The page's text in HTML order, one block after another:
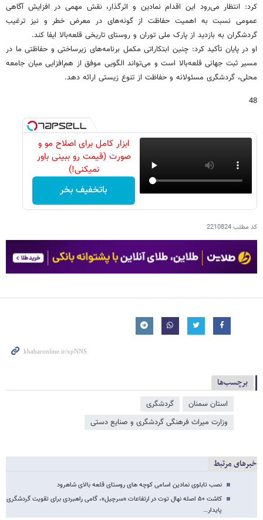
کرد: انتظار می‌رود این اقدام نمادین و اثرگذار، نقش مهمی در افزایش آگاهی
عمومی نسبت به اهمیت حفاظت از گونه‌های در معرض خطر و نیز ترغیب
گردشگران به بازدید از پارک ملی توران و روستای تاریخی قلعه‌بالا ایفا کند.
او در پایان تأکید کرد: چنین ابتکاراتی مکمل برنامه‌های زیرساختی و حفاظتی ما در
مسیر ثبت جهانی قلعه‌بالا است و می‌تواند الگویی موفق از هم‌افزایی میان جامعه
محلی، گردشگری مسئولانه و حفاظت از تنوع زیستی ارائه دهد.
48
ابزار کامل برای اصلاح مو و
صورت (قیمت رو ببینی باور
نمیکنی!)
باتخفیف بخر
کد مطلب2210824
برچسب‌ها
استان سمنان
گردشگری
وزارت میراث‌ فرهنگی گردشگری و صنایع دستی
خبرهای مرتبط
نصب تابلوی نمادین اسامی کوچه های روستای قلعه بالای شاهرود
کاشت ۵۰ اصله نهال توت در ارتفاعات «سرچیل»، گامی راهبردی برای تقویت گردشگری
پایدار…